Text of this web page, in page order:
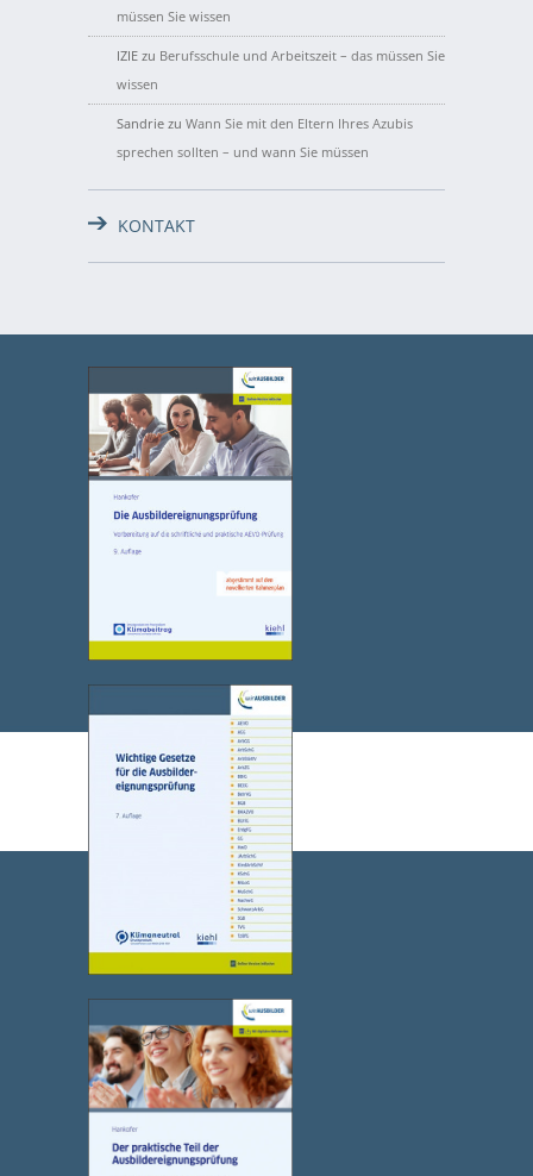
müssen Sie wissen
IZIE zu Berufsschule und Arbeitszeit – das müssen Sie
wissen
Sandrie zu Wann Sie mit den Eltern Ihres Azubis
sprechen sollten – und wann Sie müssen
KONTAKT